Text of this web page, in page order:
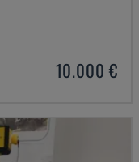
10.000 €